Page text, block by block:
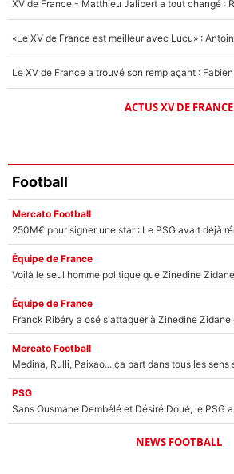
ACTUS XV DE FRANCE
Football
Mercato Football
Équipe de France
Équipe de France
Mercato Football
PSG
NEWS FOOTBALL